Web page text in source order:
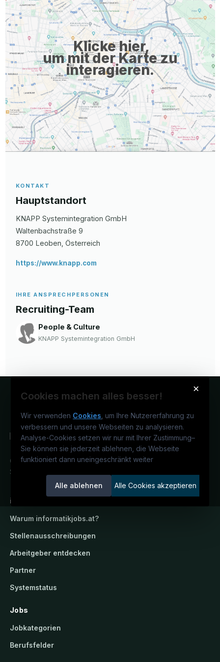
mobile phone Accessibility (no barriers) Tips for applicants Are
you looking for new challenges? Do your eyes ...
Klicke hier,
um mit der Karte zu
interagieren.
KONTAKT
Hauptstandort
KNAPP Systemintegration GmbH
Waltenbachstraße 9
8700 Leoben , Österreich
https://www.knapp.com
IHRE ANSPRECHPERSONEN
Recruiting-Team
People & Culture
KNAPP Systemintegration GmbH
×
Cookies machen alles besser!
Wir verwenden Cookies , um Ihre Nutzererfahrung zu
verbessern und unsere Webseiten zu analysieren.
Analyse-Cookies setzen wir nur mit Ihrer Zustimmung–
Sie können sie jederzeit ablehnen, die Webseite
funktioniert dann uneingeschränkt weiter
Alle ablehnen Alle Cookies akzeptieren
Österreichs IT-Karriereportal.Ein
Service der candidatis GmbH.
informatikjobs.at
Warum informatikjobs.at?
Stellenausschreibungen
Arbeitgeber entdecken
Partner
Systemstatus
Jobs
Jobkategorien
Berufsfelder